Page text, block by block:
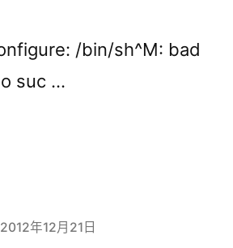
/bin/sh^M: bad
suc …
2012年12月21日